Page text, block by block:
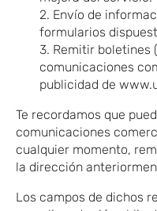
2. Envío de
formularios
3. Remitir boletines
comunicaciones
publicidad de
Te recordamos que
comunicaciones
cualquier momento,
la dirección
Los campos de dichos